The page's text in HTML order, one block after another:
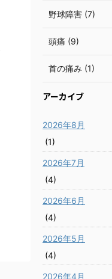
野球障害 (7)
頭痛 (9)
首の痛み (1)
アーカイブ
2026年8月
(1)
2026年7月
(4)
2026年6月
(4)
2026年5月
(4)
2026年4月